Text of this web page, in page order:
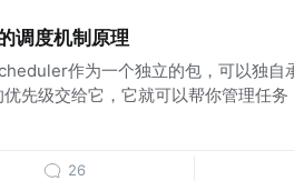
调度机制原理
作为一个独立的包，可以独自
先级交给它，它就可以帮你管理任
26